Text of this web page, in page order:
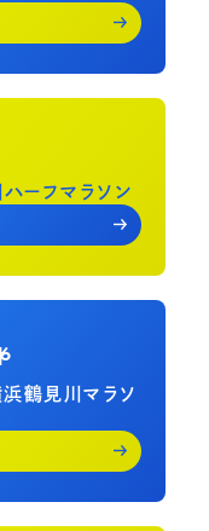
ーフマラソン
鶴見川マラソ